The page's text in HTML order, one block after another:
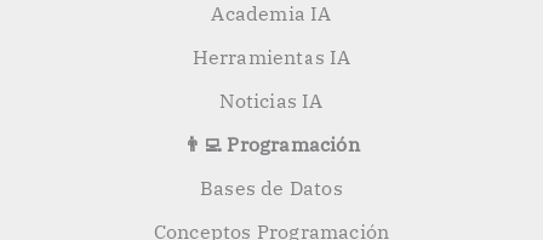
Academia IA
Herramientas IA
Noticias IA
👨‍💻 Programación
Bases de Datos
Conceptos Programación